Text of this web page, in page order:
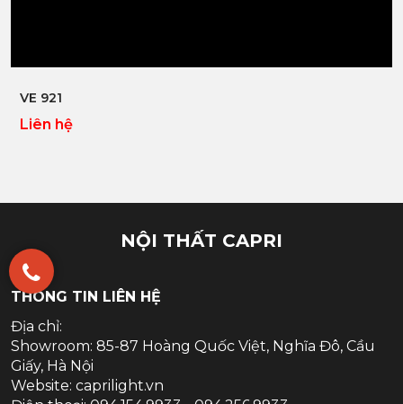
VE 921
Liên hệ
NỘI THẤT CAPRI
THÔNG TIN LIÊN HỆ
Địa chỉ:
Showroom: 85-87 Hoàng Quốc Việt, Nghĩa Đô, Cầu
Giấy, Hà Nội
Website: caprilight.vn